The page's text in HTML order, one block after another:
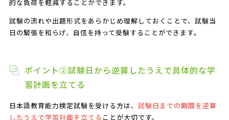
的な負荷を軽減することができます。
試験の流れや出題形式をあらかじめ理解しておくことで、試験当
日の緊張を和らげ、自信を持って受験することができます。
ポイント②試験日から逆算したうえで具体的な学
習計画を立てる
日本語教育能力検定試験を受ける方は、 試験日までの期間を逆算
したうえで学習計画を立てる ことが大切です。